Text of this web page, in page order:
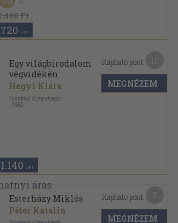
480
Hitviták tüzében
Bitskey István
Gondolat Kiadó
,1978
Ragasztott papírkötés
Magyar História sorozat
Kapható pont: 6
MEGNÉZEM
Hunyadi János és kora
Teke Zsuzsa
Gondolat Könyvkiadó
,1980
Ragasztott papírkötés,
Magyar História sorozat
Kapható pont: 8
MEGNÉZEM